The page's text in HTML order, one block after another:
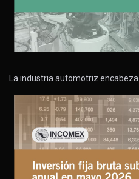
La industria automotriz encabeza